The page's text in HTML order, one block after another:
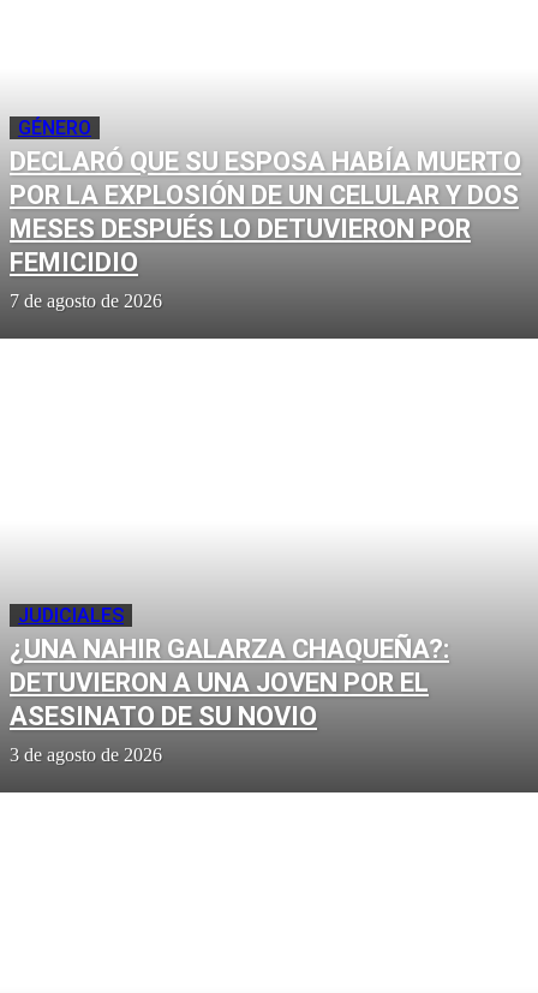
GÉNERO
DECLARÓ QUE SU ESPOSA HABÍA MUERTO
POR LA EXPLOSIÓN DE UN CELULAR Y DOS
MESES DESPUÉS LO DETUVIERON POR
FEMICIDIO
7 de agosto de 2026
JUDICIALES
¿UNA NAHIR GALARZA CHAQUEÑA?:
DETUVIERON A UNA JOVEN POR EL
ASESINATO DE SU NOVIO
3 de agosto de 2026